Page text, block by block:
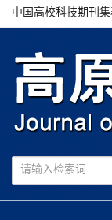
中国高校科技期刊